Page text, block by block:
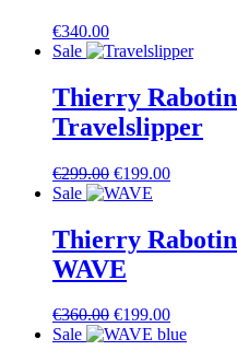
€340.00
Sale
Thierry Rabotin
Travelslipper
€299.00 Ursprünglicher
Preis
€299.00
€199.00Aktueller
€199.00.
Sale
Thierry Rabotin
WAVE
€360.00 Ursprünglicher
Preis
€199.00Aktueller
Preis
Sale